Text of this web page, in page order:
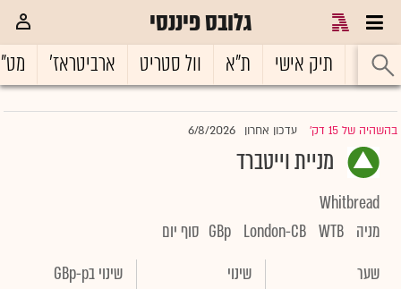
גלובס פיננסי
ראשי תיק אישי ת"א וול סטריט ארביטראז'
בהשהיה של 15 דק' |עדכון אחרון 6/8/2026
מניית וייטברד
Whitbread
מניה WTB
London-CB
GBp סוף יום
שער
שינוי שינוי בGBp-p